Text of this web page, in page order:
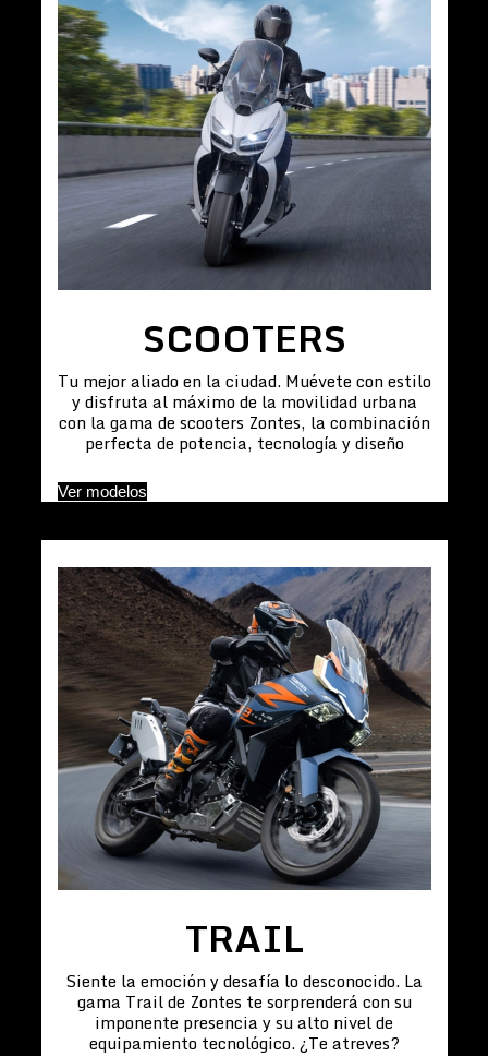
SCOOTERS
Tu mejor aliado en la ciudad. Muévete con estilo
y disfruta al máximo de la movilidad urbana
con la gama de scooters Zontes, la combinación
perfecta de potencia, tecnología y diseño
Ver modelos
TRAIL
Siente la emoción y desafía lo desconocido. La
gama Trail de Zontes te sorprenderá con su
imponente presencia y su alto nivel de
equipamiento tecnológico. ¿Te atreves?